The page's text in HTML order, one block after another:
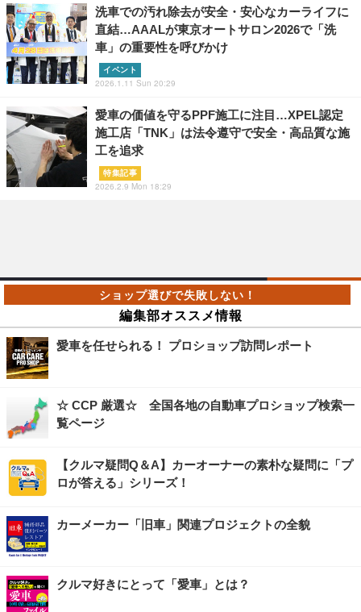
洗車での汚れ除去が安全・安心なカーライフに
直結…AAALが東京オートサロン2026で「洗
車」の重要性を呼びかけ
イベント
2026.1.11 Sun 20:29
愛車の価値を守るPPF施工に注目…XPEL認定
施工店「TNK」は法令遵守で安全・高品質な施
工を追求
特集記事
2026.2.9 Mon 18:29
編集部オススメ情報
愛車を任せられる！ プロショップ訪問レポート
☆ CCP 厳選☆ 全国各地の自動車プロショップ検索一
覧ページ
【クルマ疑問Q＆A】カーオーナーの素朴な疑問に「プ
ロが答える」シリーズ！
カーメーカー「旧車」関連プロジェクトの全貌
クルマ好きにとって「愛車」とは？